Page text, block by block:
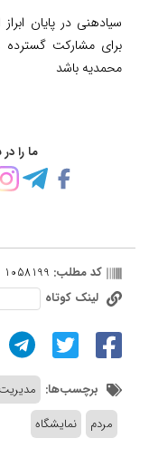
سیادهنی در پایان
برای مشارکت
محمدیه باشد
ما را
کد مطلب: 1058199
لینک کوتاه
برچسب‌ها:
مردم
نمایشگاه